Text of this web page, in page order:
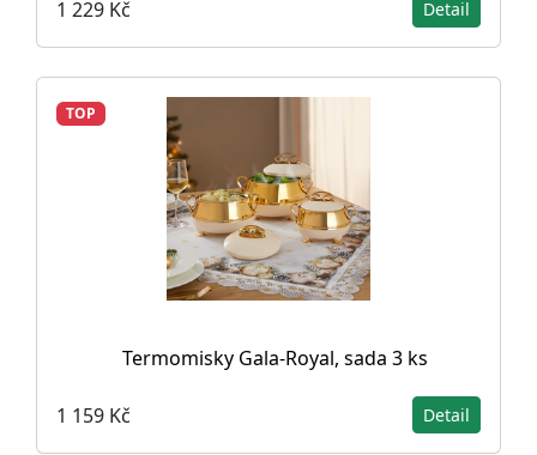
1 229 Kč Detail
TOP
Termomisky Gala-Royal, sada 3 ks
1 159 Kč Detail